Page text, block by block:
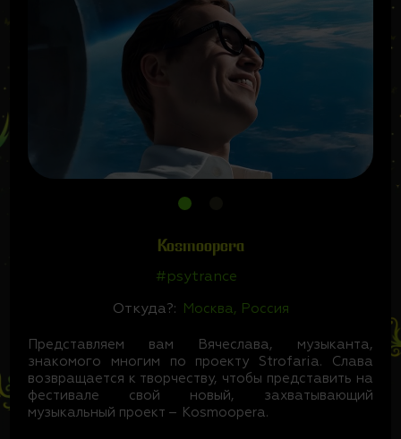
Kosmoopera
#psytrance
Откуда?: Москва, Россия
Представляем вам Вячеслава, музыканта,
знакомого многим по проекту Strofaria. Слава
возвращается к творчеству, чтобы представить на
фестивале свой новый, захватывающий
музыкальный проект – Kosmoopera.